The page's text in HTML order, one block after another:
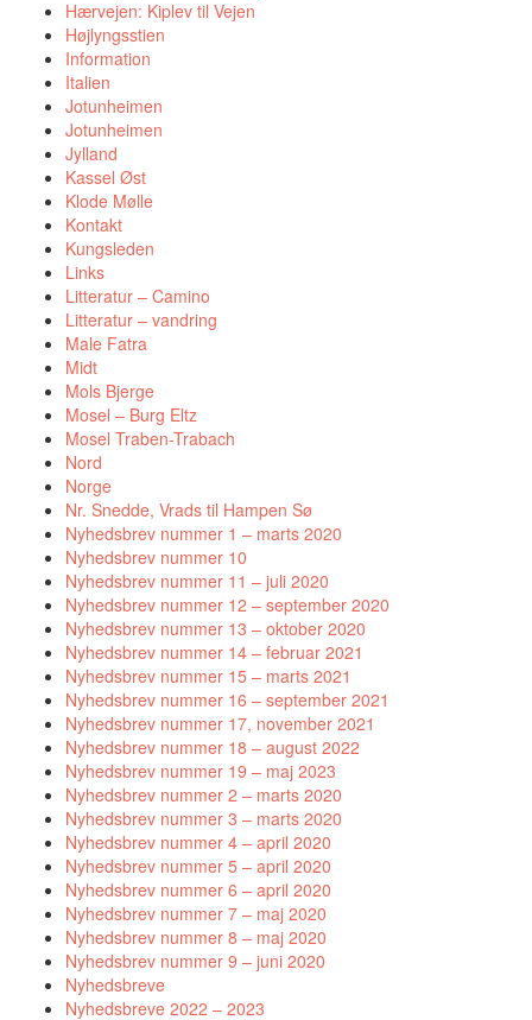
Hærvejen: Kiplev til Vejen
Højlyngsstien
Information
Italien
Jotunheimen
Jotunheimen
Jylland
Kassel Øst
Klode Mølle
Kontakt
Kungsleden
Links
Litteratur – Camino
Litteratur – vandring
Male Fatra
Midt
Mols Bjerge
Mosel – Burg Eltz
Mosel Traben-Trabach
Nord
Norge
Nr. Snedde, Vrads til Hampen Sø
Nyhedsbrev nummer 1 – marts 2020
Nyhedsbrev nummer 10
Nyhedsbrev nummer 11 – juli 2020
Nyhedsbrev nummer 12 – september 2020
Nyhedsbrev nummer 13 – oktober 2020
Nyhedsbrev nummer 14 – februar 2021
Nyhedsbrev nummer 15 – marts 2021
Nyhedsbrev nummer 16 – september 2021
Nyhedsbrev nummer 17, november 2021
Nyhedsbrev nummer 18 – august 2022
Nyhedsbrev nummer 19 – maj 2023
Nyhedsbrev nummer 2 – marts 2020
Nyhedsbrev nummer 3 – marts 2020
Nyhedsbrev nummer 4 – april 2020
Nyhedsbrev nummer 5 – april 2020
Nyhedsbrev nummer 6 – april 2020
Nyhedsbrev nummer 7 – maj 2020
Nyhedsbrev nummer 8 – maj 2020
Nyhedsbrev nummer 9 – juni 2020
Nyhedsbreve
Nyhedsbreve 2022 – 2023